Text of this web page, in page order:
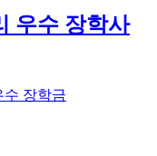
우수 장학사
수 장학금